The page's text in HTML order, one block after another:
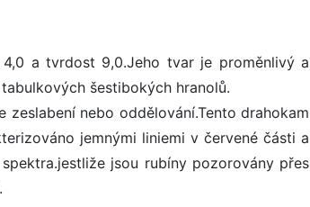
a tvrdost 9,0.Jeho tvar je proměnlivý a
šestibokých hranolů.
nebo oddělování.Tento drahokam
jemnými liniemi v červené části a
jsou rubíny pozorovány přes